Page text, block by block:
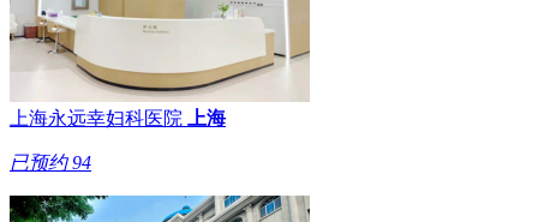
上海永远幸妇科医院 上海
已预约 94